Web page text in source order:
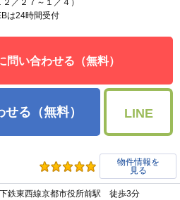
／２７～１／４）
は24時間受付
問い合わせる（無料）
る（無料） LINE
物件情報を
見る
鉄東西線京都市役所前駅 徒歩3分